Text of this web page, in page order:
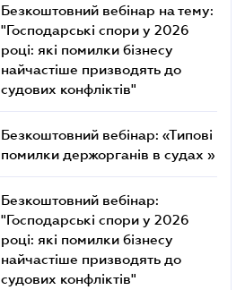
Безкоштовний вебінар на тему:
"Господарські спори у 2026
році: які помилки бізнесу
найчастіше призводять до
судових конфліктів"
Безкоштовний вебінар: «Типові
помилки держорганів в судах »
Безкоштовний вебінар:
"Господарські спори у 2026
році: які помилки бізнесу
найчастіше призводять до
судових конфліктів"